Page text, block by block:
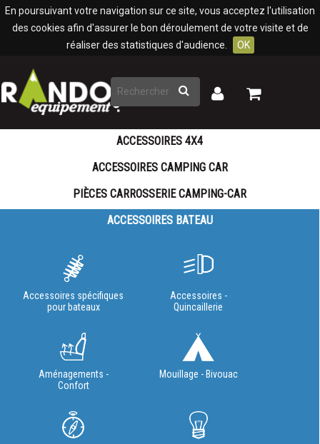
En poursuivant votre navigation sur ce site, vous acceptez l'utilisation
des cookies afin d'assurer le bon déroulement de votre visite et de
réaliser des statistiques d'audience.
OK
Rechercher
Mon
Mon
ACCESSOIRES 4X4
ACCESSOIRES CAMPING CAR
PIÈCES CARROSSERIE CAMPING-CAR
ACCESSOIRES BATEAU
Accessoires spécifiques
pour bateaux
Accessoires -
Quincaillerie
Aménagements -
Confort
Mouillage - Bivouac
Panneau de gestion des cookies